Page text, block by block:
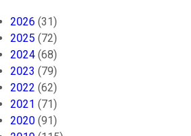
2026 (31)
2025 (72)
2024 (68)
2023 (79)
2022 (62)
2021 (71)
2020 (91)